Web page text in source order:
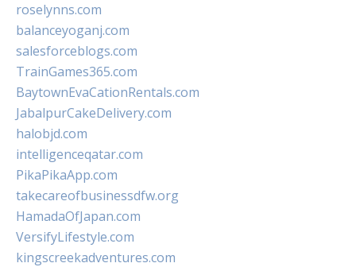
roselynns.com
balanceyoganj.com
salesforceblogs.com
TrainGames365.com
BaytownEvaCationRentals.com
JabalpurCakeDelivery.com
halobjd.com
intelligenceqatar.com
PikaPikaApp.com
takecareofbusinessdfw.org
HamadaOfJapan.com
VersifyLifestyle.com
kingscreekadventures.com